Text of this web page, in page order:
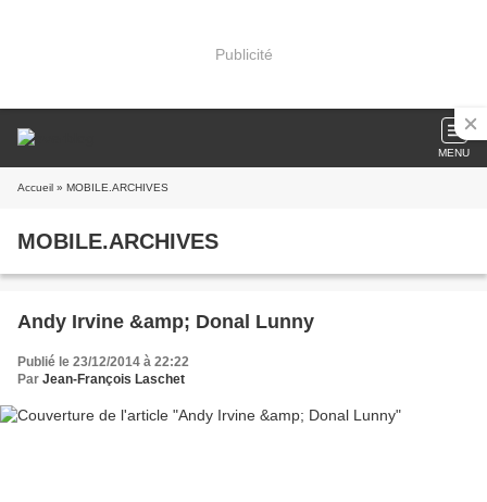
Publicité
MENU
Accueil » MOBILE.ARCHIVES
MOBILE.ARCHIVES
Andy Irvine &amp; Donal Lunny
Publié le 23/12/2014 à 22:22
Par Jean-François Laschet